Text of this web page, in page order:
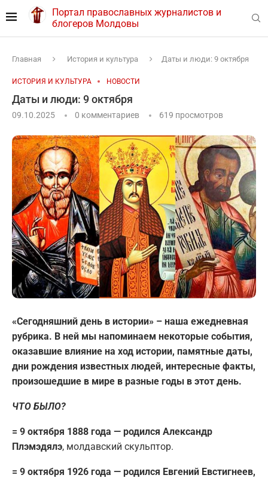
Портал православных журналистов и
блогеров Молдовы
Главная История и культура Даты и люди: 9 октября
ИСТОРИЯ И КУЛЬТУРА НОВОСТИ
Даты и люди: 9 октября
09.10.2025 0 комментариев 619 просмотров
«Сегодняшний день в истории» – наша ежедневная
рубрика. В ней мы напоминаем некоторые события,
оказавшие влияние на ход истории, памятные даты,
дни рождения известных людей, интересные факты,
произошедшие в мире в разные годы в этот день.
ЧТО БЫЛО?
= 9 октября 1888 года — родился Александр
Плэмэдялэ, молдавский скульптор.
= 9 октября 1926 года — родился Евгений Евстигнеев,